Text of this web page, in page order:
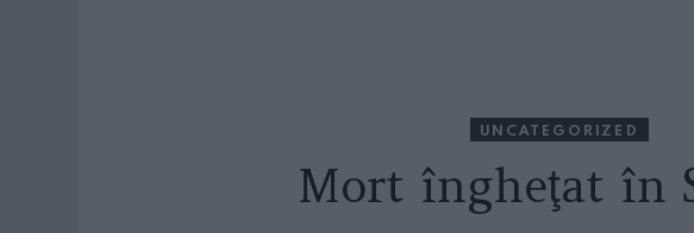
UNCATEGORIZED
Mort îngheţat în